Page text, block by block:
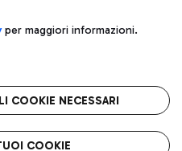
Note legali
FCO
stellato
per maggiori informazioni.
COOKIE NECESSARI
COOKIE